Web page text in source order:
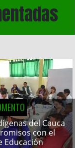
del Cauca
con el
Educación